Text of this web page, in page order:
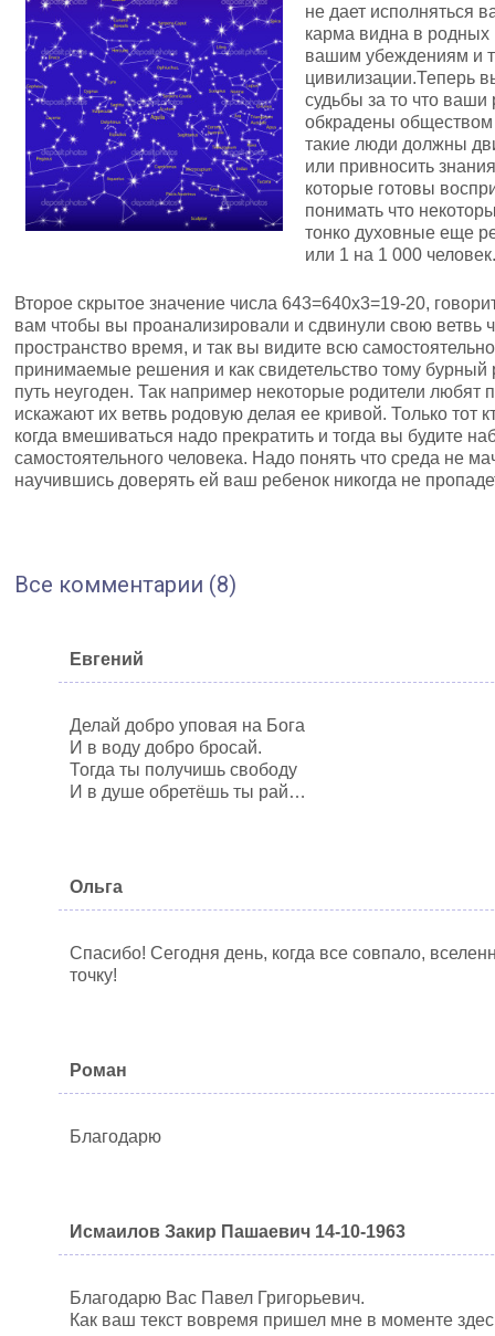
не дает исполняться
карма видна в родных
вашим убеждениям и
цивилизации.Теперь
судьбы за то что
обкрадены обществом
такие люди должны
или привносить
которые готовы
понимать что
тонко духовные еще
или 1 на 1 000 человек.
Второе скрытое значение числа 643=640х3=19-20,
вам чтобы вы проанализировали и сдвинули свою ветвь
пространство время, и так вы видите всю
принимаемые решения и как свидетельство тому бурный
путь неугоден. Так например некоторые родители любят
искажают их ветвь родовую делая ее кривой. Только тот
когда вмешиваться надо прекратить и тогда вы будите
самостоятельного человека. Надо понять что среда не
научившись доверять ей ваш ребенок никогда не
Все комментарии (8)
Евгений
Делай добро уповая на Бога
И в воду добро бросай.
Тогда ты получишь свободу
И в душе обретёшь ты рай…
Ольга
Спасибо! Сегодня день, когда все совпало,
точку!
Роман
Благодарю
Исмаилов Закир Пашаевич 14-10-1963
Благодарю Вас Павел Григорьевич.
Как ваш текст вовремя пришел мне в моменте